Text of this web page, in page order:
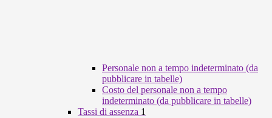
Personale non a tempo indeterminato (da
pubblicare in tabelle)
Costo del personale non a tempo
indeterminato (da pubblicare in tabelle)
Tassi di assenza 1